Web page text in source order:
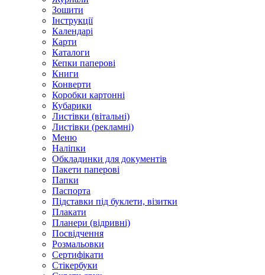
Зошити
Інструкції
Календарі
Карти
Каталоги
Кепки паперові
Книги
Конверти
Коробки картонні
Кубарики
Листівки (вітальні)
Листівки (рекламні)
Меню
Наліпки
Обкладинки для документів
Пакети паперові
Папки
Паспорта
Підставки під буклети, візитки
Плакати
Планери (відривні)
Посвідчення
Розмальовки
Сертифікати
Стікербуки